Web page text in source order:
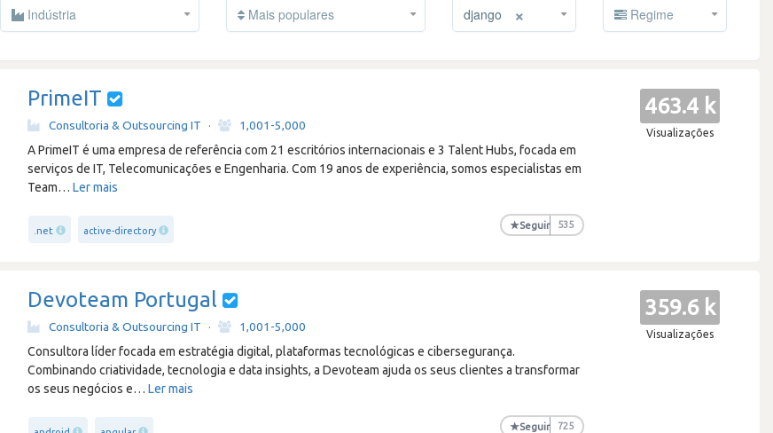
Indústria Mais populares ×
django Regime
PrimeIT
Consultoria & Outsourcing IT ·
1,001-5,000
A PrimeIT é uma empresa de referência com 21 escritórios internacionais e 3 Talent Hubs, focada em
serviços de IT, Telecomunicações e Engenharia. Com 19 anos de experiência, somos especialistas em
Team…Ler mais
.net active-directory
★Seguir 535
463.4 k
Visualizações
Devoteam Portugal
Consultoria & Outsourcing IT ·
1,001-5,000
Consultora líder focada em estratégia digital, plataformas tecnológicas e cibersegurança.
Combinando criatividade, tecnologia e data insights, a Devoteam ajuda os seus clientes a transformar
os seus negócios e…Ler mais
★Seguir 725
359.6 k
Visualizações